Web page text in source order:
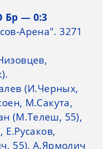
— 0:3
Арена". 3271
(И.Черных,
М.Сакута,
(М.Телеш, 55),
Е.Русаков,
55), А.Ярмолич